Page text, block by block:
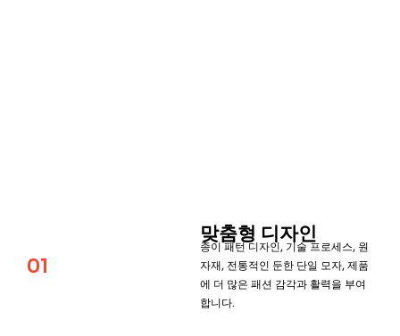
01
맞춤형 디자인
종이 패턴 디자인, 기술 프로세스, 원
자재, 전통적인 둔한 단일 모자, 제품
에 더 많은 패션 감각과 활력을 부여
합니다.